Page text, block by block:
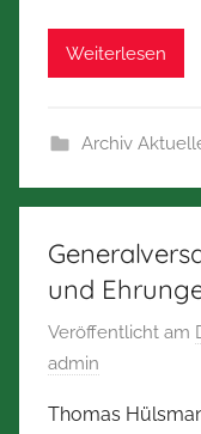
Weiterlesen
Archiv
und
Veröffentlicht am
admin
Thomas